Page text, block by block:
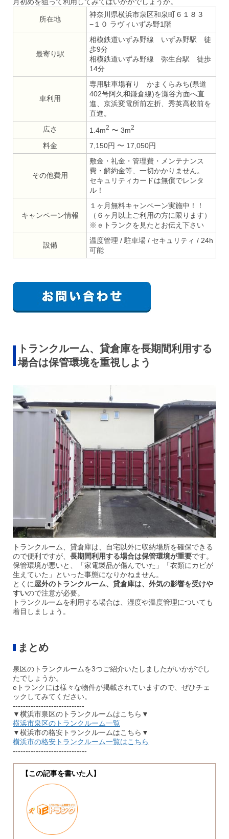
所在地
神奈川県横浜市泉区和泉町６１８３
−１０ ラヴィいずみ野1階
最寄り駅
相模鉄道いずみ野線 いずみ野駅 徒
歩9分
相模鉄道いずみ野線 弥生台駅 徒歩
14分
車利用
専用駐車場有り かまくらみち(県道
402号阿久和鎌倉線)を瀬谷方面へ直
進、京浜変電所前左折、秀英高校前を
直進。
広さ
1.4m2 〜 3m2
料金 7,150円 〜 17,050円
その他費用
敷金・礼金・管理費・メンテナンス
費・解約金等、一切かかりません。
セキュリティカードは無償でレンタ
ル！
キャンペーン情報
１ヶ月無料キャンペーン実施中！！
（６ヶ月以上ご利用の方に限ります）
※ｅトランクを見たとお伝え下さい
設備
温度管理 / 駐車場 / セキュリティ / 24h
可能
トランクルーム、貸倉庫を長期間利用する
場合は保管環境を重視しよう
トランクルーム、貸倉庫は、自宅以外に収納場所を確保できる
ので便利ですが、 長期間利用する場合は保管環境が重要です。
保管環境が悪いと、「家電製品が傷んでいた」「衣類にカビが
生えていた」といった事態になりかねません。
とくに屋外のトラ ンクルーム、貸倉庫は、外気の影響を受けや
すいので注意が必要。
トランクルームを利用する場合は、湿度や温度管理についても
着目しましょう。
まとめ
泉区のトランクルームを3つご紹介いたしましたがいかがでし
たでしょうか。
eトランクには様々な物件が掲載されていますので、ぜひチェ
ックしてみてください。
----------------------------
▼横浜市泉区のトランクルームはこちら▼
横浜市泉区のトランクルーム一覧
▼横浜市の格安トランクルームはこちら▼
横浜市の格安トランクルーム一覧はこちら
-----------------------------
【この記事を書いた人】